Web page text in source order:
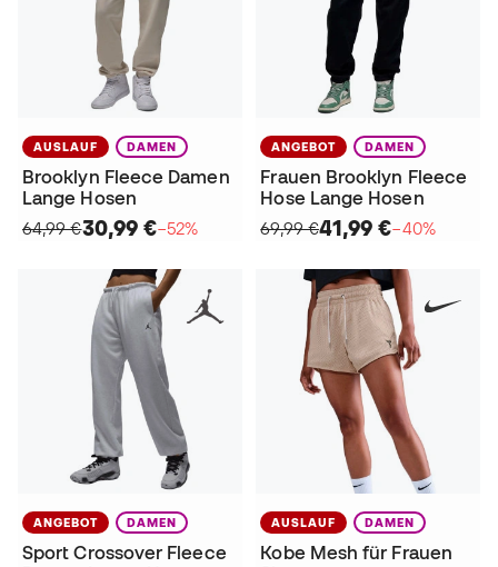
AUSLAUF DAMEN
Brooklyn Fleece Damen
Lange Hosen
64,99 €30,99 €−52%
ANGEBOT DAMEN
Frauen Brooklyn Fleece
Hose Lange Hosen
69,99 €41,99 €−40%
ANGEBOT DAMEN
Sport Crossover Fleece
AUSLAUF DAMEN
Kobe Mesh für Frauen